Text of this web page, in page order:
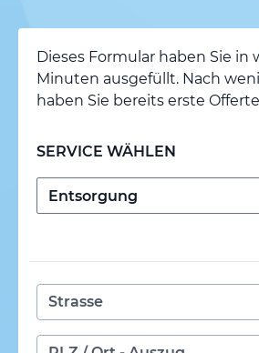
Dieses Formular haben Sie in
Minuten ausgefüllt. Nach
haben Sie bereits erste
SERVICE WÄHLEN